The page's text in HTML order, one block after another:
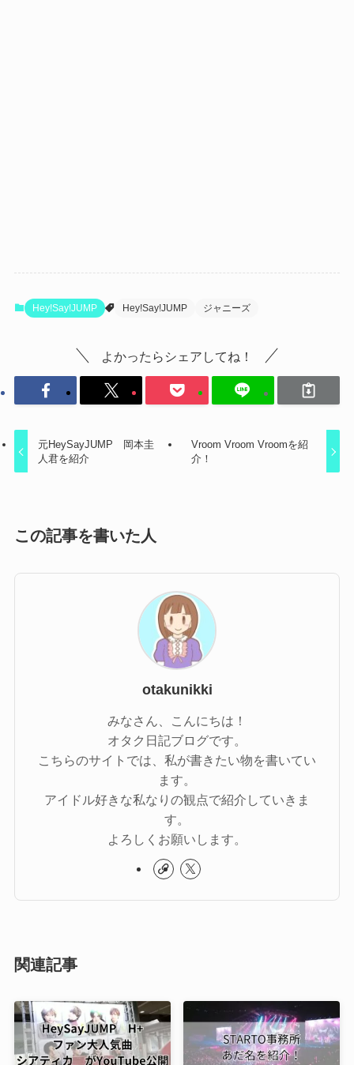
Hey!Say!JUMP Hey!Say!JUMP ジャニーズ
よかったらシェアしてね！
元HeySayJUMP 岡本圭
人君を紹介
Vroom Vroom Vroomを紹
介！
この記事を書いた人
otakunikki
みなさん、こんにちは！
オタク日記ブログです。
こちらのサイトでは、私が書きたい物を書いてい
ます。
アイドル好きな私なりの観点で紹介していきま
す。
よろしくお願いします。
関連記事